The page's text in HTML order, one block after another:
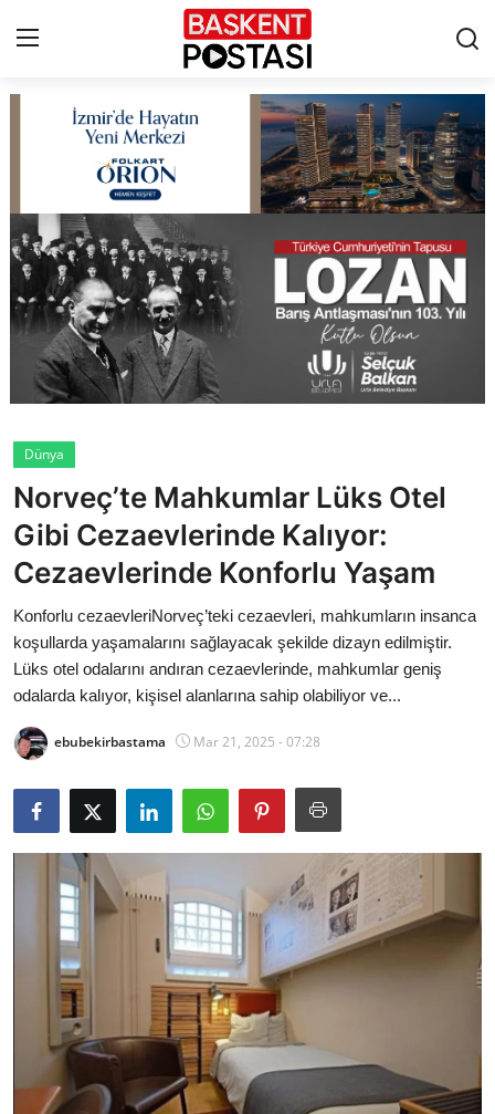
Çerez Politikası
Künye
Ankara
TBMM
Cumhurbaşkanlığı
Bakanlıklar
Siyasi Partiler
Mülki İdare
Toplum ve Yaşam
Sivil Toplum Kuruluşları
Kamu Kurumları ve Üst Kurullar
Resmi Reklamlar
Dünya
Norveç’te Mahkumlar Lüks Otel
Gibi Cezaevlerinde Kalıyor:
Cezaevlerinde Konforlu Yaşam
Konforlu cezaevleriNorveç’teki cezaevleri, mahkumların insanca
koşullarda yaşamalarını sağlayacak şekilde dizayn edilmiştir.
Lüks otel odalarını andıran cezaevlerinde, mahkumlar geniş
odalarda kalıyor, kişisel alanlarına sahip olabiliyor ve...
ebubekirbastama Mar 21, 2025 - 07:28